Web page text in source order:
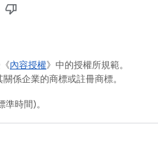
內容授權》中的授權所規範。
係企業的商標或註冊商標。
時間)。